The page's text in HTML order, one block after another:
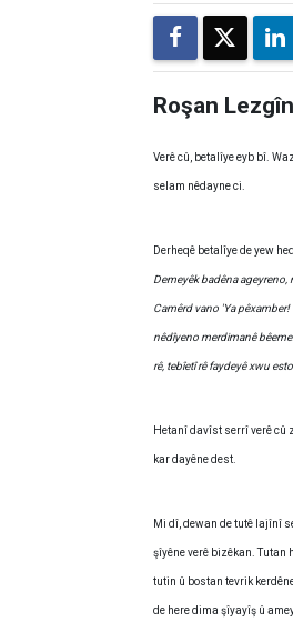
Roşan Lezgîn
Verê cû, betalîye eyb bî.
selam nêdayne ci.
Derheqê betalîye de yew
Demeyêk badêna ageyreno,
Camêrd vano 'Ya
nêdîyeno merdimanê
rê, tebîetî rê faydeyê xwu
Hetanî davîst serrî verê cû
kar dayêne dest.
Mi dî, dewan de tutê lajînî
şîyêne verê bizêkan. Tutan
tutin û bostan tevrik
de here dima şîyayîş û